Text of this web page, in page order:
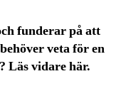
funderar på att
veta för en
Läs vidare här.